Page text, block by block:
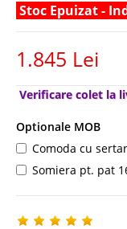
Stoc Epuizat -
1.845 Lei
Verificare colet la
Optionale MOB
Comoda cu
Somiera pt. pat